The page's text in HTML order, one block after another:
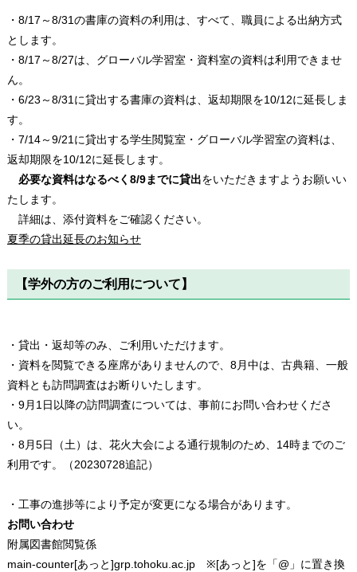
・8/17～8/31の書庫の資料の利用は、すべて、職員による出納方式
とします。
・8/17～8/27は、グローバル学習室・資料室の資料は利用できませ
ん。
・6/23～8/31に貸出する書庫の資料は、返却期限を10/12に延長しま
す。
・7/14～9/21に貸出する学生閲覧室・グローバル学習室の資料は、
返却期限を10/12に延長します。
必要な資料はなるべく8/9までに貸出をいただきますようお願いい
たします。
詳細は、添付資料をご確認ください。
夏季の貸出延長のお知らせ
【学外の方のご利用について】
・貸出・返却等のみ、ご利用いただけます。
・資料を閲覧できる座席がありませんので、8月中は、古典籍、一般
資料とも訪問調査はお断りいたします。
・9月1日以降の訪問調査については、事前にお問い合わせくださ
い。
・8月5日（土）は、花火大会による通行規制のため、14時までのご
利用です。（20230728追記）
・工事の進捗等により予定が変更になる場合があります。
お問い合わせ
附属図書館閲覧係
main-counter[あっと]grp.tohoku.ac.jp ※[あっと]を「@」に置き換